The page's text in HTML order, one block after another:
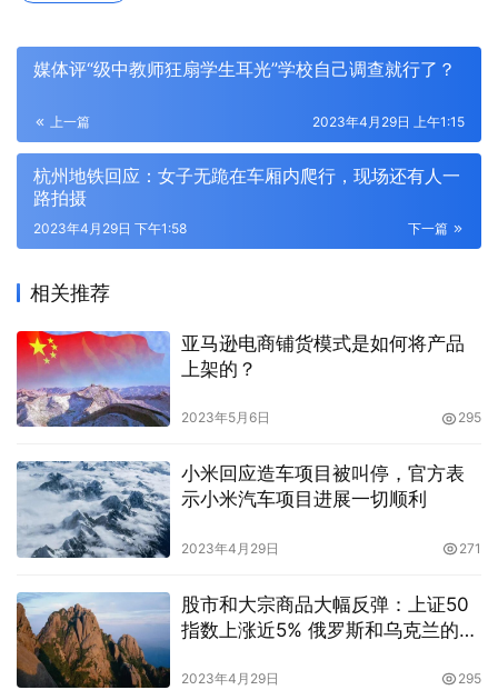
媒体评“级中教师狂扇学生耳光”学校自己调查就行了？
上一篇 2023年4月29日 上午1:15
杭州地铁回应：女子无跪在车厢内爬行，现场还有人一
路拍摄
下一篇
2023年4月29日 下午1:58
相关推荐
亚马逊电商铺货模式是如何将产品
上架的？
2023年5月6日 295
小米回应造车项目被叫停，官方表
示小米汽车项目进展一切顺利
2023年4月29日 271
股市和大宗商品大幅反弹：上证50
指数上涨近5% 俄罗斯和乌克兰的利
新高
2023年4月29日 295